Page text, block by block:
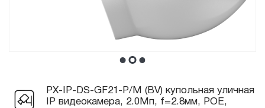
PX-IP-DS-GF21-P/M (BV) купольная уличная
IP видеокамера, 2.0Мп, f=2.8мм, POE,